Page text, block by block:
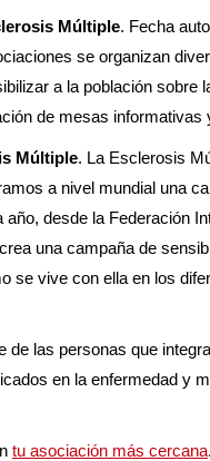
Múltiple. Fecha
se organizan
a la población
de mesas
Múltiple. La Esclerosis
a nivel mundial una
desde la Federación
una campaña de
se vive con ella en los
de las personas que
en la enfermedad y
tu asociación más cercana